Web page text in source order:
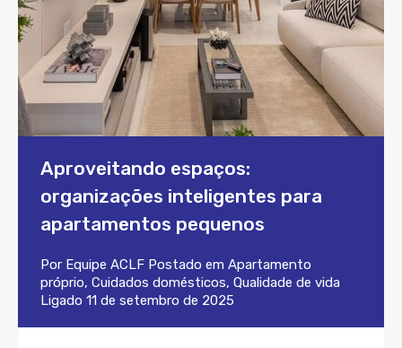
Aproveitando espaços:
organizações inteligentes para
apartamentos pequenos
Por Equipe ACLF Postado em Apartamento
próprio, Cuidados domésticos, Qualidade de vida
Ligado 11 de setembro de 2025